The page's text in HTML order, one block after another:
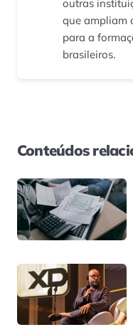
outras
que ampliam
para a
brasileiros.
Conteúdos